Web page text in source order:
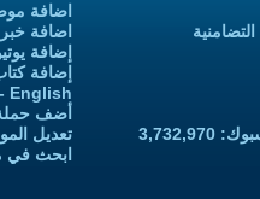
اضافة
اضافة خبر
إضافة
إضافة
English
أضف
تعديل
ابحث في